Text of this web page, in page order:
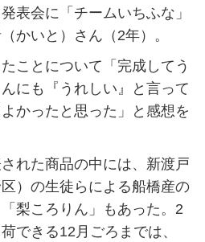
表会に「チームいちふな」
かいと）さん（2年）。
ことについて「完成してう
にも『うれしい』と言って
かったと思った」と感想を
れた商品の中には、新渡戸
）の生徒らによる船橋産の
梨ころりん」もあった。2
できる12月ごろまでは、